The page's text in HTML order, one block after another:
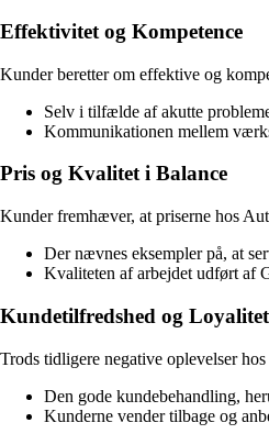
Effektivitet og Kompetence
Kunder beretter om effektive og
Selv i tilfælde af akutte
Kommunikationen mellem
Pris og Kvalitet i Balance
Kunder fremhæver, at priserne hos
Der nævnes eksempler på, at
Kvaliteten af arbejdet udført af
Kundetilfredshed og Loyalitet
Trods tidligere negative oplevelser
Den gode kundebehandling,
Kunderne vender tilbage og